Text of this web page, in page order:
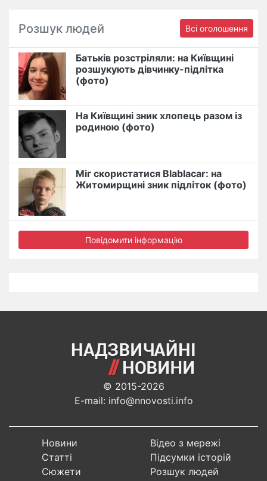
Розшук людей Всі оголошення
Батьків розстріляли: на Київщині
розшукують дівчинку-підлітка
(фото)
На Київщині зник хлопець разом із
родиною (фото)
Міг скористатися Blablacar: на
Житомирщині зник підліток (фото)
Повідомити інформацію
© 2015-2026
E-mail: info@nnovosti.info
Новини
Статті
Сюжети
Відео з мережі
Підсумки історій
Розшук людей